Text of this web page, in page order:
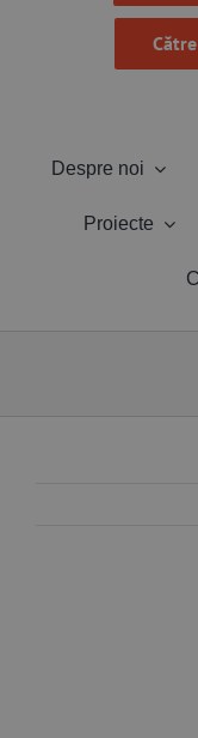
Despre noi
Proiecte